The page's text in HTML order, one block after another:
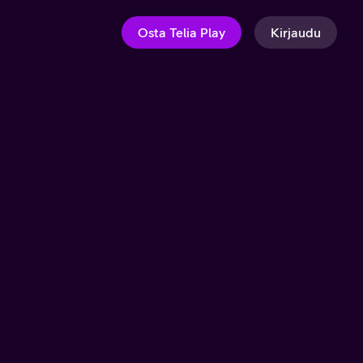
Osta Telia Play Kirjaudu